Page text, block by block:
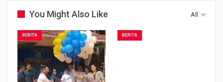
All
You Might Also Like
BERITA BERITA